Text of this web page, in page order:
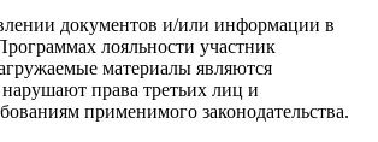
документов и/или информации в
лояльности участник
материалы являются
права третьих лиц и
применимого законодательства.